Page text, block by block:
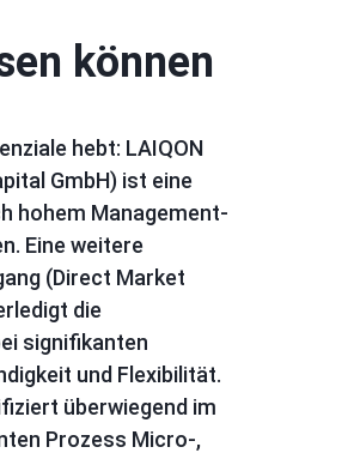
können
hebt: LAIQON
GmbH) ist eine
hohem Management-
Eine weitere
(Direct Market
die
signifikanten
und Flexibilität.
überwiegend im
Prozess Micro-,